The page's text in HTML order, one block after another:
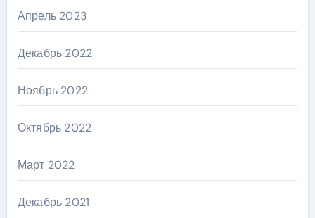
Апрель 2023
Декабрь 2022
Ноябрь 2022
Октябрь 2022
Март 2022
Декабрь 2021